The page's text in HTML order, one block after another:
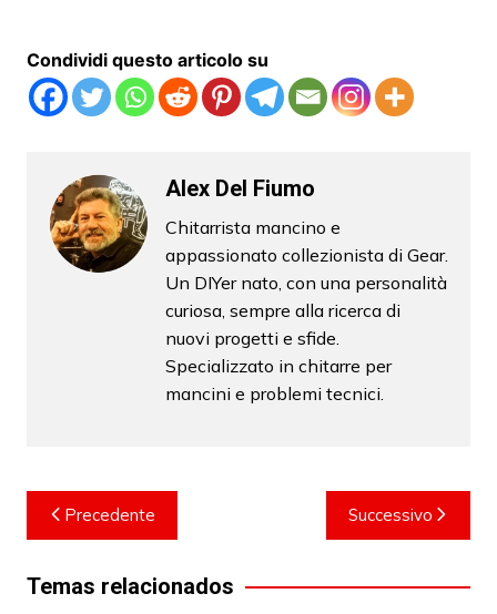
Condividi questo articolo su
Alex Del Fiumo
Chitarrista mancino e
appassionato collezionista di Gear.
Un DIYer nato, con una personalità
curiosa, sempre alla ricerca di
nuovi progetti e sfide.
Specializzato in chitarre per
mancini e problemi tecnici.
Navigazione
articoli
Precedente Successivo
Temas relacionados